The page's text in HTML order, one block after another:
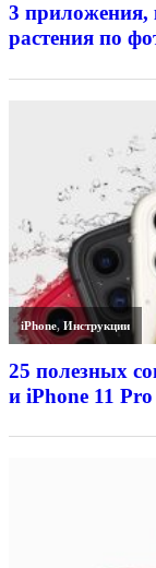
3 приложения,
растения по
iPhone,Инструкции
25 полезных
и iPhone 11 Pro